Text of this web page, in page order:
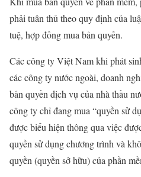
phải tuân thủ theo quy định của
tuệ, hợp đồng mua bản quyền.
Các công ty Việt Nam khi phát
các công ty nước ngoài, doanh
bản quyền dịch vụ của nhà thầu
công ty chỉ đang mua “quyền sử
được biểu hiện thông qua việc
quyền sử dụng chương trình và
quyền (quyền sở hữu) của phần